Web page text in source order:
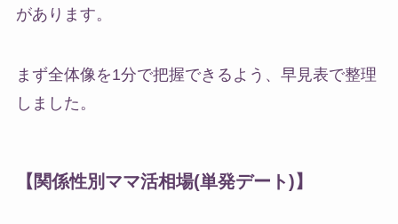
があります。
まず全体像を1分で把握できるよう、早見表で整理
しました。
【関係性別ママ活相場(単発デート)】